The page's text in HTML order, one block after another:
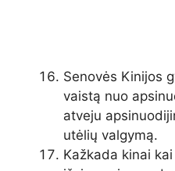
Senovės Kinijos
vaistą nuo
atveju
utėlių valgymą.
Kažkada kinai